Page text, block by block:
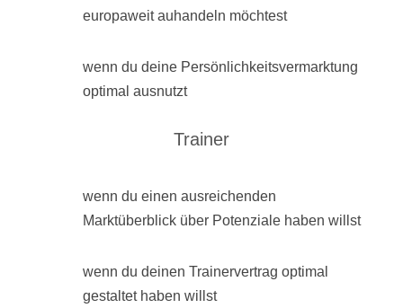
europaweit auhandeln möchtest
wenn du deine Persönlichkeitsvermarktung
optimal ausnutzt
Trainer
wenn du einen ausreichenden
Marktüberblick über Potenziale haben willst
wenn du deinen Trainervertrag optimal
gestaltet haben willst